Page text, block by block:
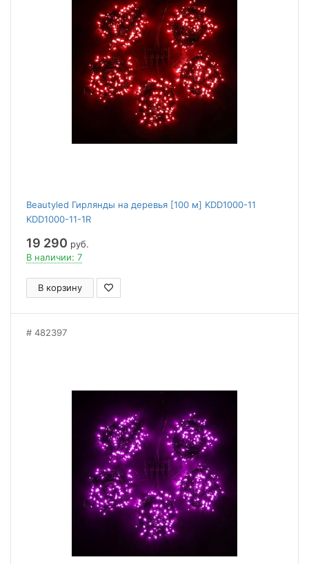
Beautyled Гирлянды на деревья [100 м] KDD1000-11
KDD1000-11-1R
19 290 руб.
В наличии: 7
В корзину
482397